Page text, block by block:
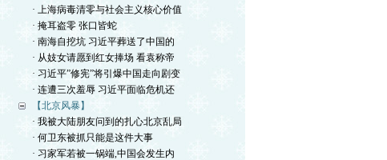
· 上海病毒清零与社会主义核心价值
· 掩耳盗零 张口皆蛇
· 南海自挖坑 习近平葬送了中国的
· 从妓女请愿到红女捧场 看袁称帝
· 习近平”修宪”将引爆中国走向剧变
· 连遭三次羞辱 习近平面临危机还
【北京风暴】
· 我被大陆朋友问到的扎心北京乱局
· 何卫东被抓只能是这件大事
· 习家军若被一锅端,中国会发生内